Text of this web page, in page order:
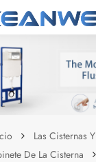
Las Cisternas
De La Cisterna